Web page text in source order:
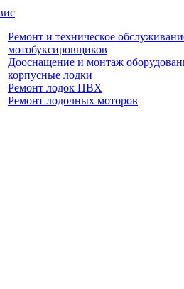
Ремонт и техническое
мотобуксировщиков
Дооснащение и монтаж
корпусные лодки
Ремонт лодок ПВХ
Ремонт лодочных моторов